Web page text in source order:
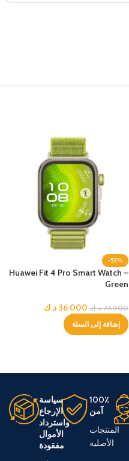
-52%
Huawei Fit 4 Pro Smart Watch –
Green
74.900 د.ك 36.000 د.ك
إضافة إلى السلة
100٪
آمن
المنتجات
الأصلية
سياسة
الإرجاع
واسترداد
الأموال
مفقودة